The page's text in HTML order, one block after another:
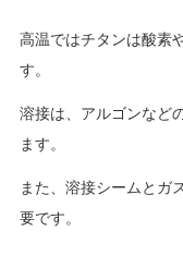
高温ではチタンは酸素
す。
溶接は、アルゴンなど
ます。
また、溶接シームとガ
要です。